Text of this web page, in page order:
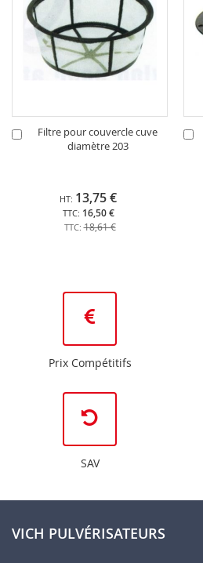
Filtre pour couvercle cuve
diamètre 203
16,50 €
13,75 €
18,61 €
Ajouter
Prix Compétitifs
SAV
VICH PULVÉRISATEURS